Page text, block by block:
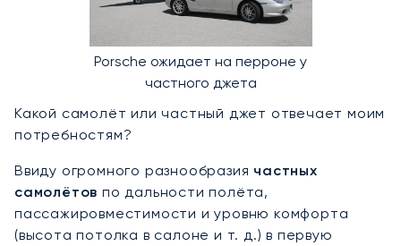
Porsche ожидает на перроне у
частного джета
Какой самолёт или частный джет отвечает моим
потребностям?
Ввиду огромного разнообразия частных
самолётов по дальности полёта,
пассажировместимости и уровню комфорта
(высота потолка в салоне и т. д.) в первую